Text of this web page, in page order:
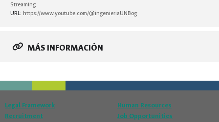
Streaming
URL: https://www.youtube.com/@ingenieriaUNBog
MÁS INFORMACIÓN
Legal Framework
Recruitment
Human Resources
Job Opportunities